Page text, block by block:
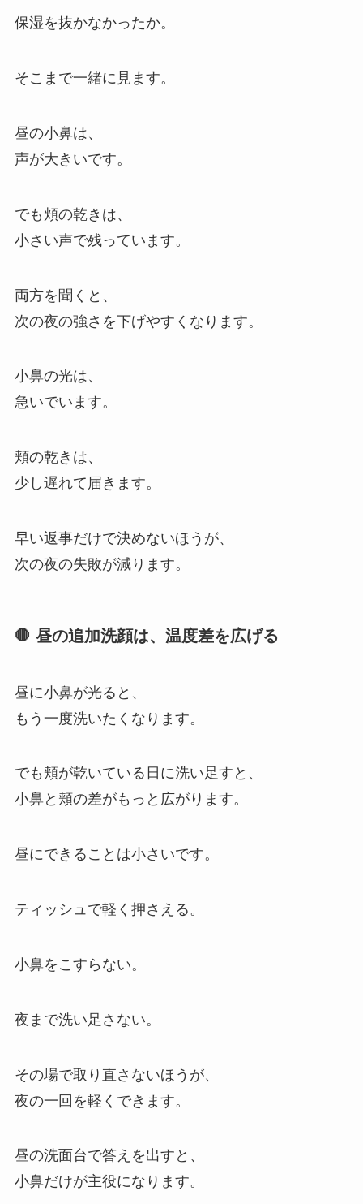
保湿を抜かなかったか。
そこまで一緒に見ます。
昼の小鼻は、
声が大きいです。
でも頬の乾きは、
小さい声で残っています。
両方を聞くと、
次の夜の強さを下げやすくなります。
小鼻の光は、
急いでいます。
頬の乾きは、
少し遅れて届きます。
早い返事だけで決めないほうが、
次の夜の失敗が減ります。
🛑 昼の追加洗顔は、温度差を広げる
昼に小鼻が光ると、
もう一度洗いたくなります。
でも頬が乾いている日に洗い足すと、
小鼻と頬の差がもっと広がります。
昼にできることは小さいです。
ティッシュで軽く押さえる。
小鼻をこすらない。
夜まで洗い足さない。
その場で取り直さないほうが、
夜の一回を軽くできます。
昼の洗面台で答えを出すと、
小鼻だけが主役になります。